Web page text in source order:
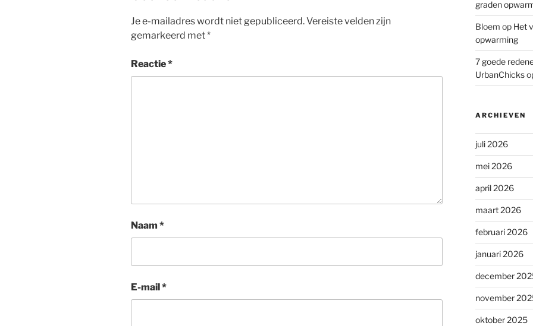
k
n
p
Je e-mailadres wordt niet gepubliceerd.Vereiste velden zijn
gemarkeerd met*
Reactie*
Naam *
E-mail *
graden
Bloem op Het
opwarming
7 goede
UrbanChicks
ARCHIEVEN
juli 2026
mei 2026
april 2026
maart 2026
februari 2026
januari 2026
december
november
oktober 2025